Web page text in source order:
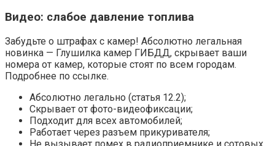
Видео: слабое давление топлива
Забудьте о штрафах с камер! Абсолютно легальная
новинка — Глушилка камер ГИБДД, скрывает ваши
номера от камер, которые стоят по всем городам.
Подробнее по ссылке.
Абсолютно легально (статья 12.2);
Скрывает от фото-видеофиксации;
Подходит для всех автомобилей;
Работает через разъем прикуривателя;
Не вызывает помех в радиоприемнике и сотовых